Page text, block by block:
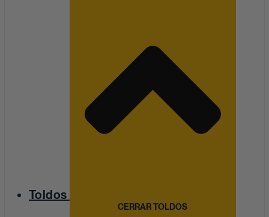
Toldos
CERRAR TOLDOS